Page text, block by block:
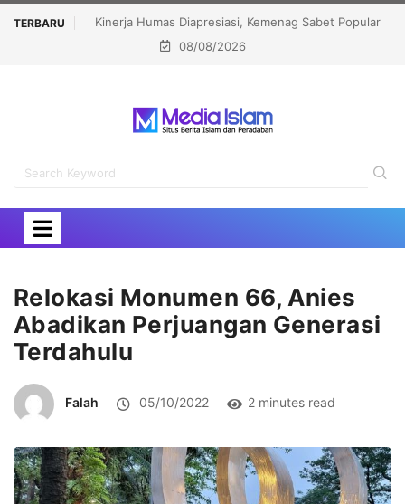
TERBARU
Popular
Menhaj: IKLHI 2026 Bukti Layanan Haji Kian Berkualitas
08/08/2026
Relokasi Monumen 66, Anies
Abadikan Perjuangan Generasi
Terdahulu
Falah 05/10/2022 2 minutes read